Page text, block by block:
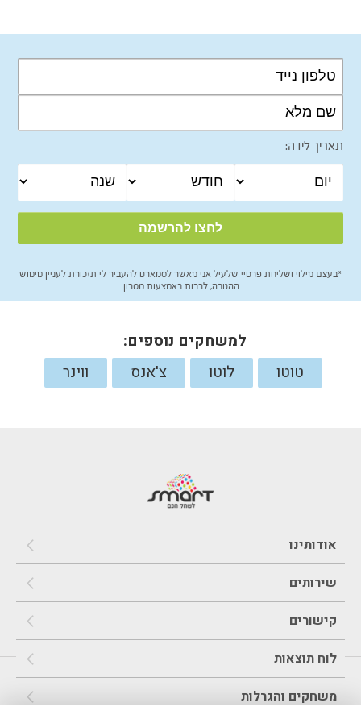
תאריך לידה:
*בעצם מילוי ושליחת פרטיי שלעיל אני מאשר לסמארט להעביר לי תזכורת לעניין מימוש
ההטבה, לרבות באמצעות מסרון.
למשחקים נוספים:
טוטו
לוטו צ'אנס ווינר
אודותינו
שירותים
קישורים
לוח תוצאות
משחקים והגרלות